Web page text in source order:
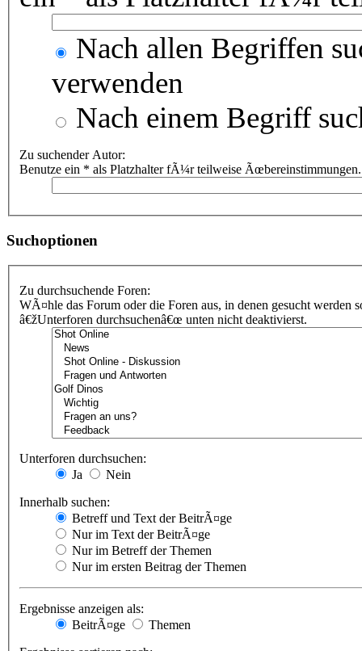
Nach allen Begriffen
verwenden
Nach einem Begriff
Zu suchender Autor:
Benutze ein * als Platzhalter fÃ¼r teilweise Ãœbereinstimmungen.
Suchoptionen
Zu durchsuchende Foren:
WÃ¤hle das Forum oder die Foren aus, in denen gesucht
â€žUnterforen durchsuchenâ€œ unten nicht deaktivierst.
Unterforen durchsuchen:
Ja
Nein
Innerhalb suchen:
Betreff und Text der BeitrÃ¤ge
Nur im Text der BeitrÃ¤ge
Nur im Betreff der Themen
Nur im ersten Beitrag der Themen
Ergebnisse anzeigen als:
BeitrÃ¤ge
Themen